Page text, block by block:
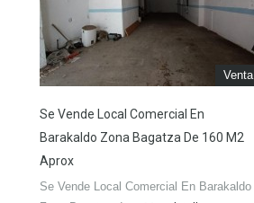
Venta
Se Vende Local Comercial En
Barakaldo Zona Bagatza De 160 M2
Aprox
Se Vende Local Comercial En Barakaldo